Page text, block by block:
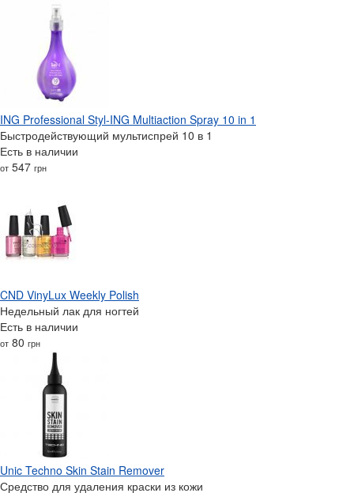
ING Professional Styl-ING Multiaction Spray 10 in 1
Быстродействующий мультиспрей 10 в 1
Есть в наличии
от 547 грн
CND VinyLux Weekly Polish
Недельный лак для ногтей
Есть в наличии
от 80 грн
Unic Techno Skin Stain Remover
Средство для удаления краски из кожи